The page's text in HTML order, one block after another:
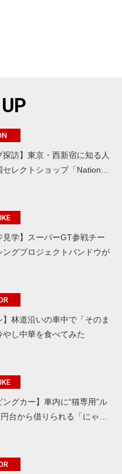
探訪】東京・西新宿に知る人
セレクトショップ「Nation…
見学】スーパーGT参戦チー
ングプロジェクトバンドウが
】林道沿いの車中で「そのま
やし中華を食べてみた
ングカー】車内に“猫専用”ル
台から借りられる「にゃ…